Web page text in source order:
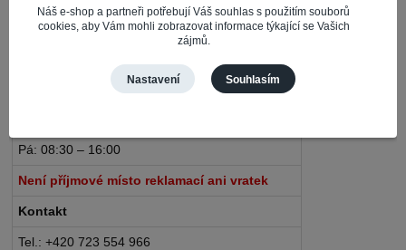
735 81 Bohumín – Nový Bohumín
Pá: 08:30 – 16:00
Není příjmové místo reklamací ani vratek
Kontakt
Tel.: +420 723 554 966
Náš e-shop a partneři potřebují Váš souhlas s použitím souborů
cookies, aby Vám mohli zobrazovat informace týkající se Vašich
zájmů.
Nastavení Souhlasím